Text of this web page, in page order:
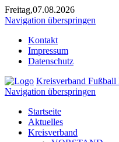
Freitag,07.08.2026
Navigation überspringen
Kontakt
Impressum
Datenschutz
Kreisverband Fußball
Navigation überspringen
Startseite
Aktuelles
Kreisverband